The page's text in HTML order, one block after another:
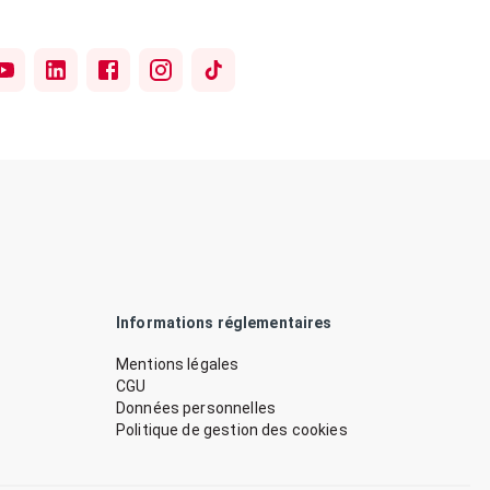
Informations réglementaires
Mentions légales
CGU
Données personnelles
Politique de gestion des cookies